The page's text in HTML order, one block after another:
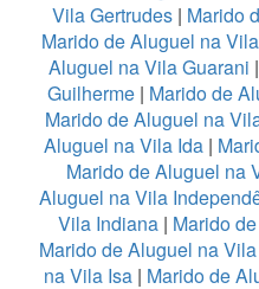
Vila Gertrudes| Marido
Marido de Aluguel na
Aluguel na Vila Guarani |
Guilherme| Marido de
Marido de Aluguel na
Aluguel na Vila Ida |
Marido de Aluguel na
Aluguel na Vila
Vila Indiana | Marido
Marido de Aluguel na
na Vila Isa | Marido de